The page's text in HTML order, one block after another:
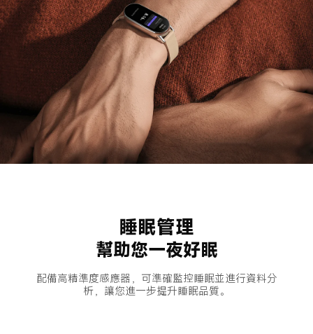
睡眠管理
幫助您一夜好眠
配備高精準度感應器，可準確監控睡眠並進行資料分
析，讓您進一步提升睡眠品質。